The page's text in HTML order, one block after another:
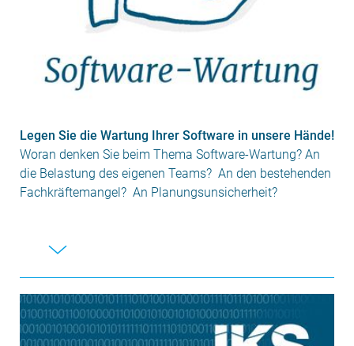
Legen Sie die Wartung Ihrer Software in unsere Hände!
Woran denken Sie beim Thema Software-Wartung? An
die Belastung des eigenen Teams? An den bestehenden
Fachkräftemangel? An Planungsunsicherheit?